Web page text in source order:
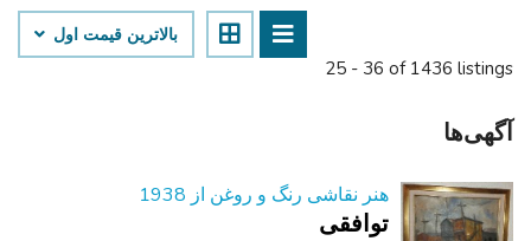
25 - 36 of 1436 listings
بالاترین قیمت اول
آگهی‌ها
هنر نقاشی رنگ و روغن از 1938
توافقی